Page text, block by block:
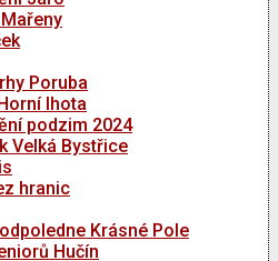
Poruba
lhota
podzim 2024
Velká Bystřice
hranic
Krásné Pole
Hučín